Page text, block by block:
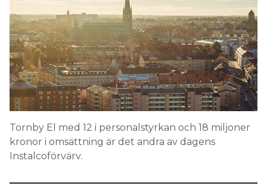
Läs E-tidningen
Om tidningen
Kontakt
Personuppgifter
Search for:
Tornby El med 12 i personalstyrkan och 18 miljoner
kronor i omsättning är det andra av dagens
Instalcoförvärv.